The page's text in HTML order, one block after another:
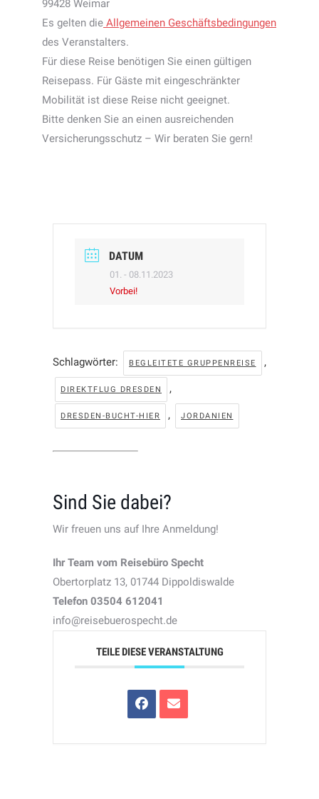
99428 Weimar
Es gelten die Allgemeinen Geschäftsbedingungen
des Veranstalters.
Für diese Reise benötigen Sie einen gültigen
Reisepass. Für Gäste mit eingeschränkter
Mobilität ist diese Reise nicht geeignet.
Bitte denken Sie an einen ausreichenden
Versicherungsschutz – Wir beraten Sie gern!
DATUM
01. - 08.11.2023
Vorbei!
Schlagwörter: BEGLEITETE GRUPPENREISE ,
DIREKTFLUG DRESDEN ,
DRESDEN-BUCHT-HIER , JORDANIEN
Sind Sie dabei?
Wir freuen uns auf Ihre Anmeldung!
Ihr Team vom Reisebüro Specht
Obertorplatz 13, 01744 Dippoldiswalde
Telefon 03504 612041
info@reisebuerospecht.de
TEILE DIESE VERANSTALTUNG